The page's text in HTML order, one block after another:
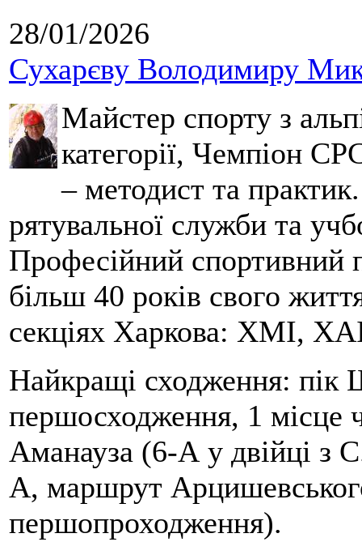
28/01/2026
Сухарєву Володимиру
Майстер спорту з
категорії, Чемпіон
– методист та
рятувальної служби та
Професійний спортивний
більш 40 років свого
секціях Харкова: ХМІ,
Найкращі сходження: пік
першосходження, 1 місце
Аманауза (6-А у двійці з
А, маршрут
першопроходження).